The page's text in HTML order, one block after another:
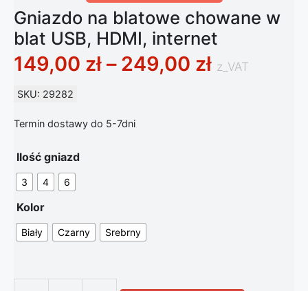
Gniazdo na blatowe chowane w
blat USB, HDMI, internet
149,00 zł – 249,00 złZakres
z_VAT
SKU: 29282
Termin dostawy do 5-7dni
Ilość gniazd
3 4 6
Kolor
Biały Czarny Srebrny